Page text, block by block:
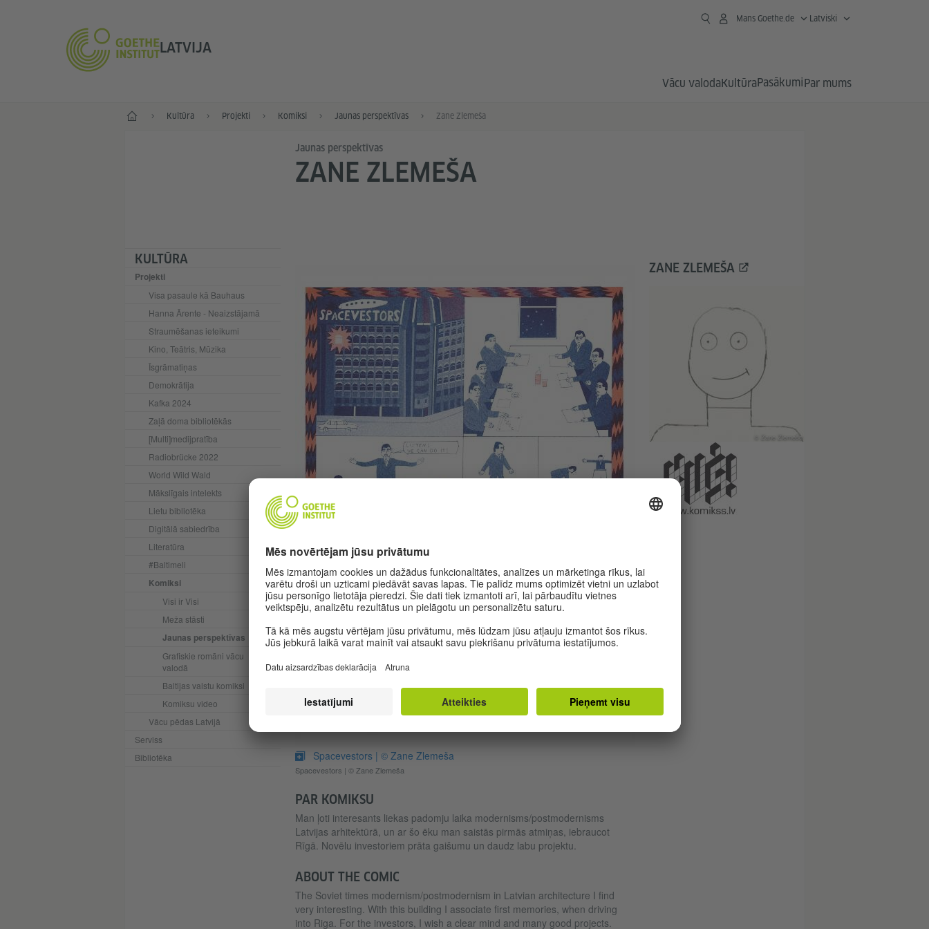
LATVIJA
Mans Goethe.de Latviski
Vācu valodaKultūraPasākumiPar mums
Sākums Kultūra Projekti Komiksi Jaunas perspektīvas Zane Zlemeša
KULTŪRA
Projekti
Visa pasaule kā Bauhaus
Hanna Ārente - Neaizstājamā
Straumēšanas ieteikumi
Kino, Teātris, Mūzika
Īsgrāmatiņas
Demokrātija
Kafka 2024
Zaļā doma bibliotēkās
[Multi]medijpratība
Radiobrücke 2022
World Wild Wald
Mākslīgais intelekts
Lietu bibliotēka
Digitālā sabiedrība
Literatūra
#Baltimeli
Komiksi
Visi ir Visi
Meža stāsti
Jaunas perspektīvas
Grafiskie romāni vācu
valodā
Baltijas valstu komiksi
Komiksu video
Vācu pēdas Latvijā
Serviss
Bibliotēka
Jaunas perspektīvas
ZANE ZLEMEŠA
Spacevestors | © Zane Zlemeša
Spacevestors | © Zane Zlemeša
PAR KOMIKSU
Man ļoti interesants liekas padomju laika modernisms/postmodernisms
Latvijas arhitektūrā, un ar šo ēku man saistās pirmās atmiņas, iebraucot
Rīgā. Novēlu investoriem prāta gaišumu un daudz labu projektu.
ABOUT THE COMIC
The Soviet times modernism/postmodernism in Latvian architecture I find
very interesting. With this building I associate first memories, when driving
into Riga. For the investors, I wish a clear mind and many good projects.
ZANE ZLEMEŠA
© Zane Zlemeša